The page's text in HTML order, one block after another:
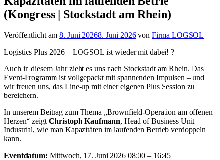
(Kongress | Stockstadt am Rhein)
Veröffentlicht am 8. Juni 20268. Juni 2026 von Firma LOGSOL
Logistics Plus 2026 – LOGSOL ist wieder mit dabei! ?
Auch in diesem Jahr zieht es uns nach Stockstadt am Rhein. Das
Event-Programm ist vollgepackt mit spannenden Impulsen – und
wir freuen uns, das Line-up mit einer eigenen Plus Session zu
bereichern.
In unserem Beitrag zum Thema „Brownfield-Operation am offenen
Herzen“ zeigt Christoph Kaufmann, Head of Business Unit
Industrial, wie man Kapazitäten im laufenden Betrieb verdoppeln
kann.
Eventdatum: Mittwoch, 17. Juni 2026 08:00 – 16:45